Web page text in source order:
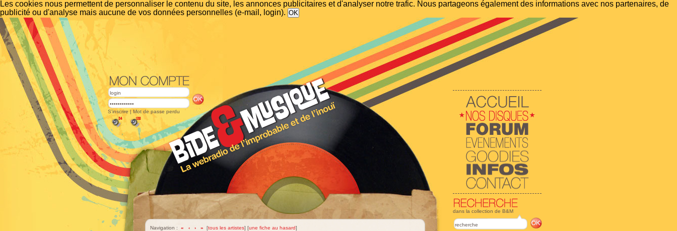
Les cookies nous permettent de personnaliser le contenu du site, les annonces publicitaires et d'analyser notre trafic. Nous partageons également des informations avec nos partenaires, de
publicité ou d'analyse mais aucune de vos données personnelles (e-mail, login).
dans la collection de B&M
S'inscrire | Mot de passe perdu
Navigation : « ‹ › » [tous les artistes] [une fiche au hasard]